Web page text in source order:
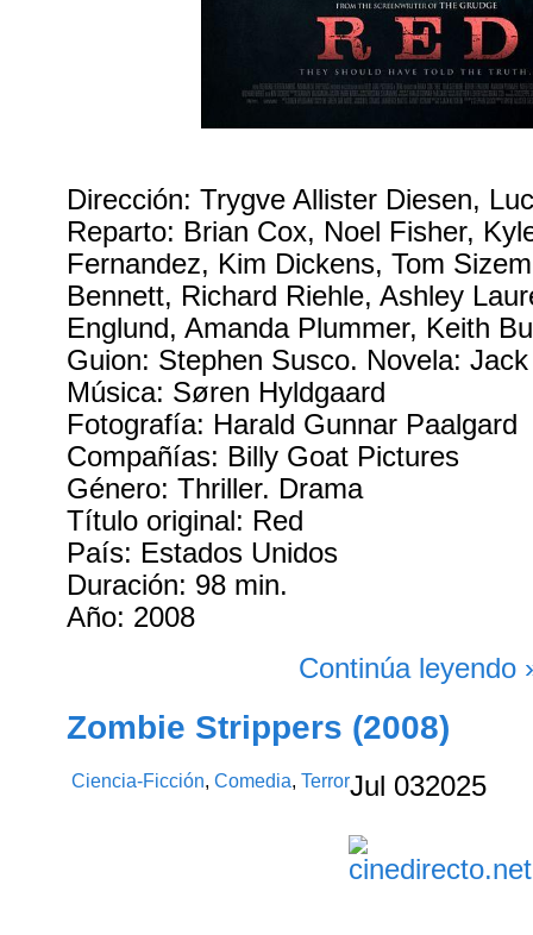
Dirección: Trygve Allister Diesen,
Reparto: Brian Cox, Noel Fisher,
Fernandez, Kim Dickens, Tom
Bennett, Richard Riehle, Ashley
Englund, Amanda Plummer, Keith
Guion: Stephen Susco. Novela:
Música: Søren Hyldgaard
Fotografía: Harald Gunnar Paalgard
Compañías: Billy Goat Pictures
Género: Thriller. Drama
Título original: Red
País: Estados Unidos
Duración: 98 min.
Año: 2008
Continúa leyendo
Zombie Strippers (2008)
Ciencia-Ficción,Comedia,TerrorJul 032025